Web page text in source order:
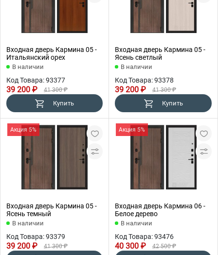
Входная дверь Кармина 05 -
Итальянский орех
В наличии
Код Товара: 93377
39 200 ₽ 41 300 ₽
Купить
Входная дверь Кармина 05 -
Ясень светлый
В наличии
Код Товара: 93378
39 200 ₽ 41 300 ₽
Купить
Акция 5%
Входная дверь Кармина 05 -
Ясень темный
В наличии
Код Товара: 93379
39 200 ₽ 41 300 ₽
Акция 5%
Входная дверь Кармина 06 -
Белое дерево
В наличии
Код Товара: 93476
40 300 ₽ 42 500 ₽